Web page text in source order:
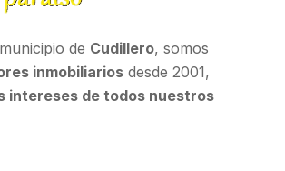
de Cudillero, somos
inmobiliarios desde 2001,
intereses de todos nuestros